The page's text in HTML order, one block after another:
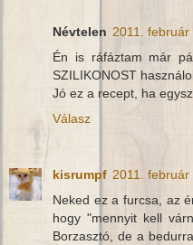
Névtelen 2011. február
Én is ráfáztam már
SZILIKONOST
Jó ez a recept, ha
Válasz
kisrumpf 2011. február
Neked ez a furcsa, az
hogy "mennyit kell
Borzasztó, de a